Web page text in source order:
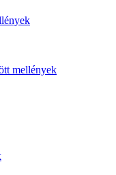
mellények